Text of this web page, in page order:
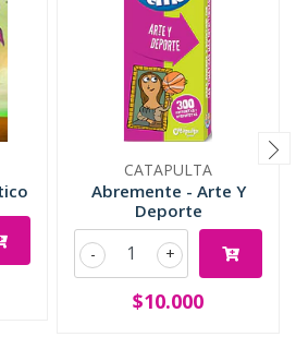
CATAPULTA
Abremente - Arte Y
Deporte
+
-
$10.000